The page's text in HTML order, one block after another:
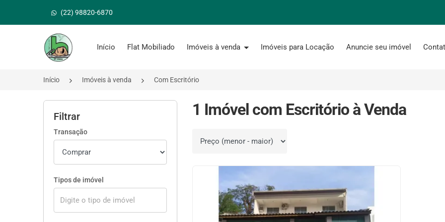
(22) 98820-6870
Página inicial
Início Flat Mobiliado Imóveis à venda Imóveis para Locação Anuncie seu imóvel
Início Imóveis à venda Com Escritório
Filtrar
Transação
Tipos de imóvel
1 Imóvel com Escritório à Venda
Ordenar por